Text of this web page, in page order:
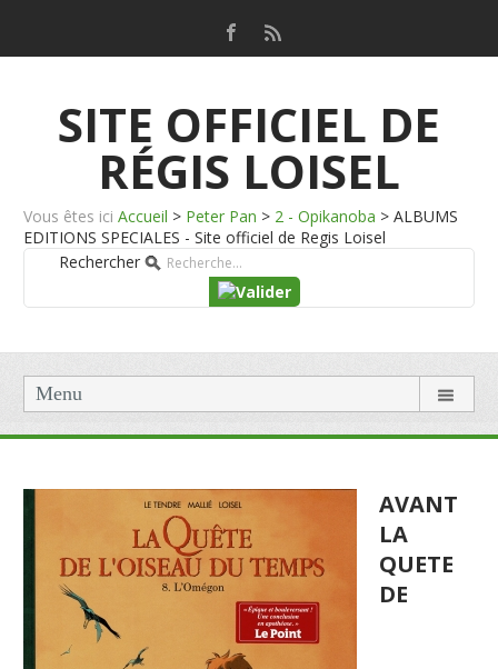
SITE OFFICIEL DE
RÉGIS LOISEL
Vous êtes ici Accueil > Peter Pan > 2 - Opikanoba > ALBUMS
EDITIONS SPECIALES - Site officiel de Regis Loisel
Rechercher
Menu
AVANT
LA
QUETE
DE